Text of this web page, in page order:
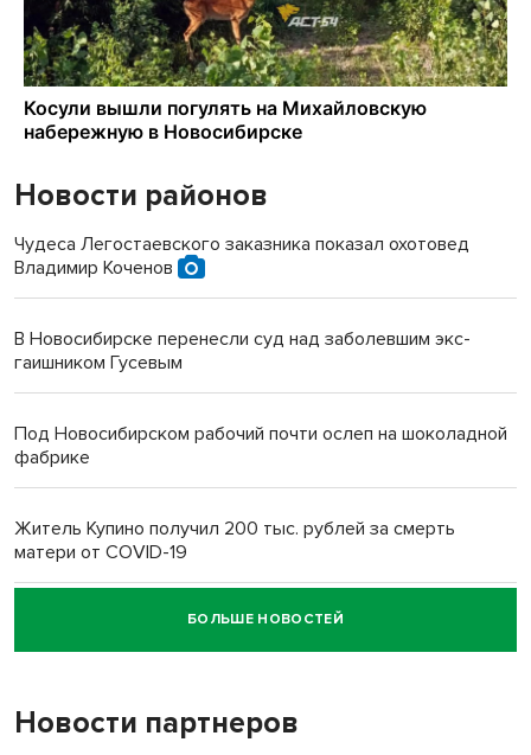
Новости районов
Чудеса Легостаевского заказника показал охотовед
Владимир Коченов
В Новосибирске перенесли суд над заболевшим экс-
гаишником Гусевым
Под Новосибирском рабочий почти ослеп на шоколадной
фабрике
Житель Купино получил 200 тыс. рублей за смерть
матери от COVID-19
Новосибирский суд наказал водителя за смерть
пенсионерки на вокзале
«Мы живём на пастбище!»: в новосибирском селе лошади
терроризируют жителей
БОЛЬШЕ НОВОСТЕЙ
Новости партнеров